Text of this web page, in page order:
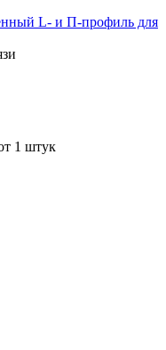
L- и П-профиль для
1 штук